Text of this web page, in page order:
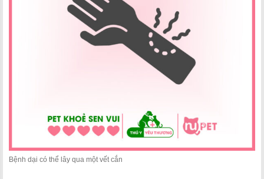
Bệnh dại có thể lây qua một vết cắn